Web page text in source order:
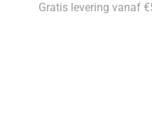
Gratis levering vanaf